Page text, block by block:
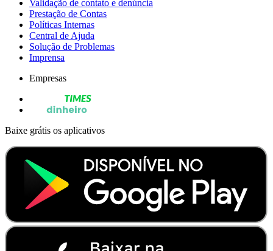
Validação de contato e denúncia
Prestação de Contas
Políticas Internas
Central de Ajuda
Solução de Problemas
Imprensa
Empresas
Baixe grátis os aplicativos